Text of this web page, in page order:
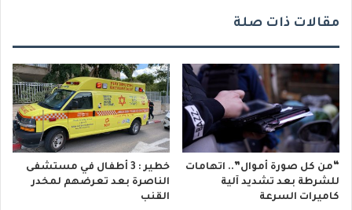
مقالات ذات صلة
“من كل صورة أموال”.. اتهامات
للشرطة بعد تشديد آلية
كاميرات السرعة
خطير : 3 أطفال في مستشفى
الناصرة بعد تعرضهم لمخدر
القنب